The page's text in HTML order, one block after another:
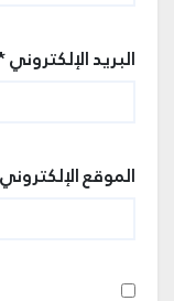
البريد الإلكتروني
الموقع الإلكتروني